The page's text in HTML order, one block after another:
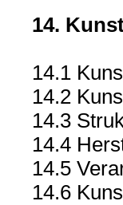
14.
14.1
14.2
14.3
14.4
14.5
14.6